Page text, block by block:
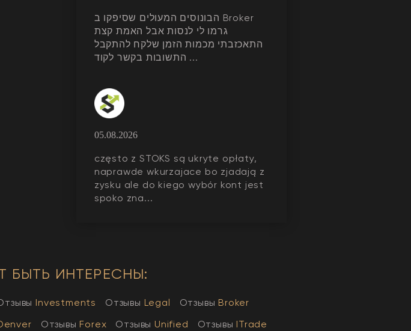
הבונוסים המעולים שסיפקו ב Broker
גרמו לי לנסות אבל האמת קצת
התאכזבתי מכמות הזמן שלקח להתקבל
התשובות בקשר לקוד ...
05.08.2026
często z STOKS są ukryte opłaty,
naprawde wkurzajace bo zjadają z
zysku ale do kiego wybór kont jest
spoko zna...
БЫТЬ ИНТЕРЕСНЫ:
Investments Отзывы Legal Отзывы Broker
Отзывы Forex Отзывы Unified Отзывы ITrade